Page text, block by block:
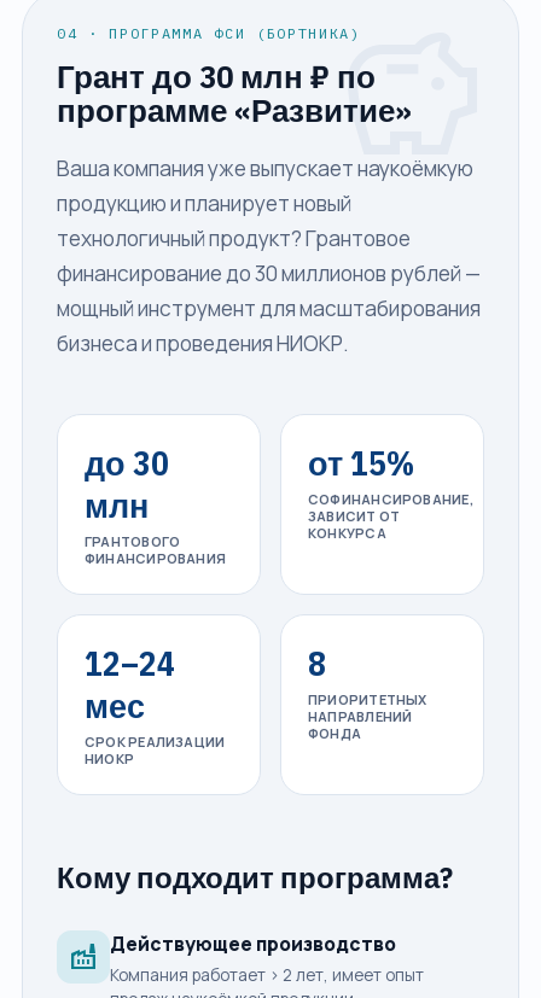
savings
04 · ПРОГРАММА ФСИ (БОРТНИКА)
Грант до 30 млн ₽ по
программе «Развитие»
Ваша компания уже выпускает наукоёмкую
продукцию и планирует новый
технологичный продукт? Грантовое
финансирование до 30 миллионов рублей —
мощный инструмент для масштабирования
бизнеса и проведения НИОКР.
до 30
млн
ГРАНТОВОГО
ФИНАНСИРОВАНИЯ
от 15%
СОФИНАНСИРОВАНИЕ,
ЗАВИСИТ ОТ
КОНКУРСА
12–24
мес
СРОК РЕАЛИЗАЦИИ
НИОКР
8
ПРИОРИТЕТНЫХ
НАПРАВЛЕНИЙ
ФОНДА
Кому подходит программа?
factory Действующее производство
Компания работает > 2 лет, имеет опыт